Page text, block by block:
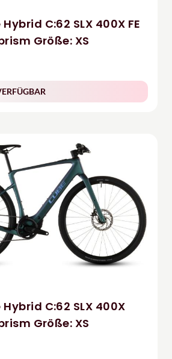
C:62 SLX 400X FE
Größe: XS
C:62 SLX 400X
Größe: XS